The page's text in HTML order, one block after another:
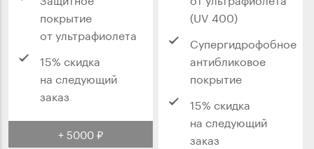
покрытие
от ультрафиолета
15% скидка
на следующий
заказ
+ 5000 ₽
(UV 400)
Супергидрофобное
антибликовое
покрытие
15% скидка
на следующий
заказ